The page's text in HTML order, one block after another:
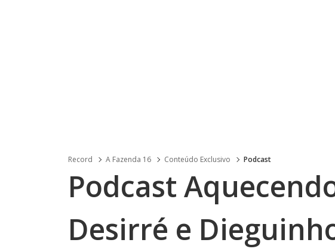
Record A Fazenda 16 Conteúdo Exclusivo Podcast
Podcast
Desirré e